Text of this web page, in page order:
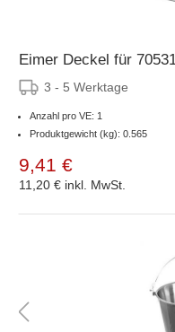
Eimer Deckel für
3 - 5 Werktage
Anzahl pro VE: 1
Produktgewicht (kg): 0.565
9,41 €
11,20 € inkl. MwSt.